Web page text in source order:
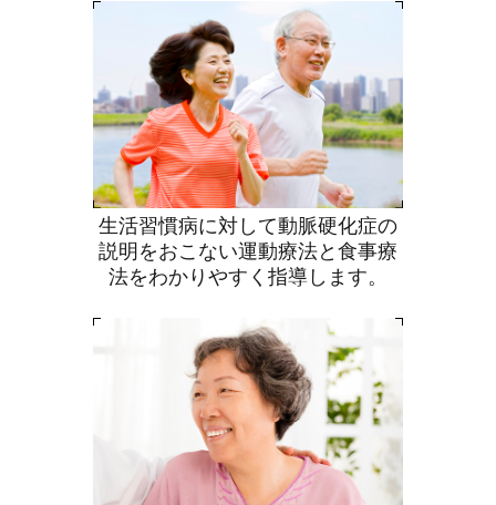
生活習慣病に対して動脈硬化症の
説明をおこない運動療法と食事療
法をわかりやすく指導します。